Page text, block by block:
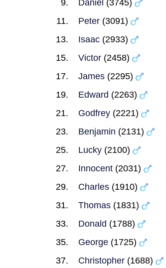
Daniel (3745)
Peter (3091)
Isaac (2933)
Victor (2458)
James (2295)
Edward (2263)
Godfrey (2221)
Benjamin (2131)
Lucky (2100)
Innocent (2031)
Charles (1910)
Thomas (1831)
Donald (1788)
George (1725)
Christopher (1688)